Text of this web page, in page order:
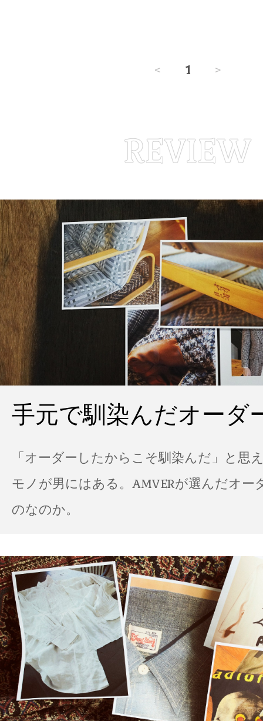
< 1 >
手元で馴染んだオーダ
「オーダーしたからこそ馴染んだ」と思
モノが男にはある。AMVERが選んだオー
のなのか。